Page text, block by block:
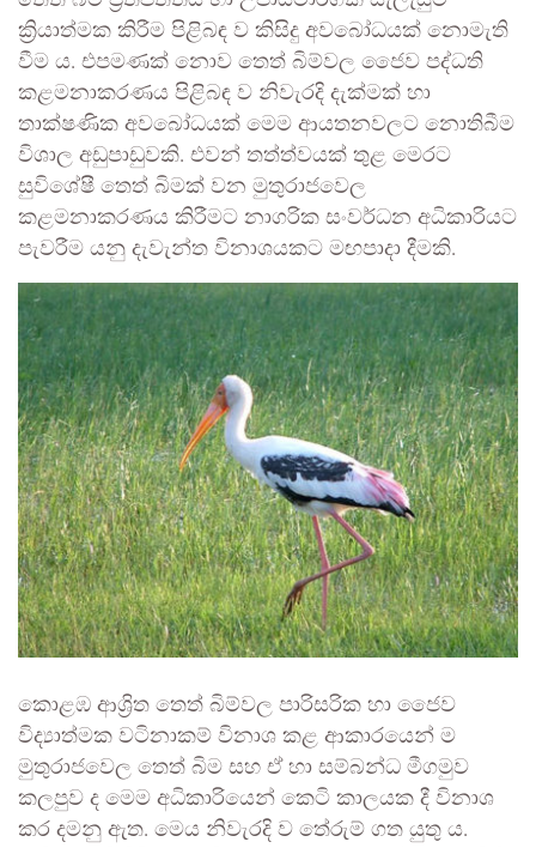
ක්‍රියාත්මක කිරීම පිළිබඳ ව කිසිදු අවබෝධයක් නොමැති
වීම ය. එපමණක් නොව තෙත් බිම්වල ජෛව පද්ධති
කළමනාකරණය පිළිබඳ ව නිවැරදි දැක්මක් හා
තාක්ෂණික අවබෝධයක් මෙම ආයතනවලට නොතිබීම
විශාල අඩුපාඩුවකි. එවන් තත්ත්වයක් තුළ මෙරට
සුවිශේෂී තෙත් බිමක් වන මුතුරාජවෙල
කළමනාකරණය කිරීමට නාගරික සංවර්ධන අධිකාරියට
පැවරීම යනු දැවැන්ත විනාශයකට මඟපාදා දීමකි.
කොළඹ ආශ්‍රිත තෙත් බිම්වල පාරිසරික හා ජෛව
විද්‍යාත්මක වටිනාකම් විනාශ කළ ආකාරයෙන් ම
මුතුරාජවෙල තෙත් බිම සහ ඒ හා සම්බන්ධ මීගමුව
කලපුව ද මෙම අධිකාරියෙන් කෙටි කාලයක දී විනාශ
කර දමනු ඇත. මෙය නිවැරදි ව තේරුම් ගත යුතු ය.